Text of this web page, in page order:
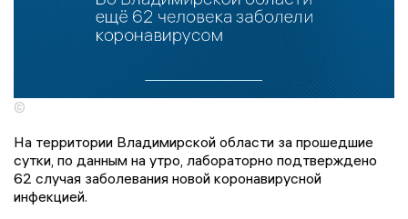
©
На территории Владимирской области за прошедшие
сутки, по данным на утро, лабораторно подтверждено
62 случая заболевания новой коронавирусной
инфекцией.